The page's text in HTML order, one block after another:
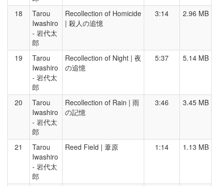
18
Tarou
Iwashiro
- 岩代太
郎
Recollection of Homicide
| 殺人の追憶
3:14 2.96 MB
19
Tarou
Iwashiro
- 岩代太
郎
Recollection of Night | 夜
の追憶
5:37 5.14 MB
20
Tarou
Iwashiro
- 岩代太
郎
Recollection of Rain | 雨
の記憶
3:46 3.45 MB
21
Tarou
Iwashiro
- 岩代太
郎
Reed Field | 葦原 1:14 1.13 MB